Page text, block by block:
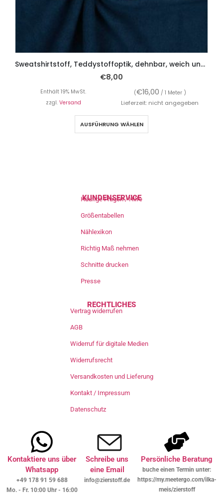
Sweatshirtstoff, Teddystoffoptik, dehnbar, weich und kuschelig – Dunkelblau
€8,00
Enthält 19% MwSt. (€16,00 / 1 Meter )
zzgl. Versand Lieferzeit: nicht angegeben
AUSFÜHRUNG WÄHLEN
KUNDENSERVICE
Häufige Fragen / Hilfe
Größentabellen
Nählexikon
Richtig Maß nehmen
Schnitte drucken
Presse
RECHTLICHES
Vertrag widerrufen
AGB
Widerruf für digitale Medien
Widerrufsrecht
Versandkosten und Lieferung
Kontakt / Impressum
Datenschutz
Kontaktiere uns über
Whatsapp
+49 178 91 59 688
Mo. - Fr. 10:00 Uhr - 16:00
Schreibe uns
eine Email
info@zierstoff.de
Persönliche Beratung
buche einen Termin unter:
https://my.meetergo.com/ilka-
meis/zierstoff